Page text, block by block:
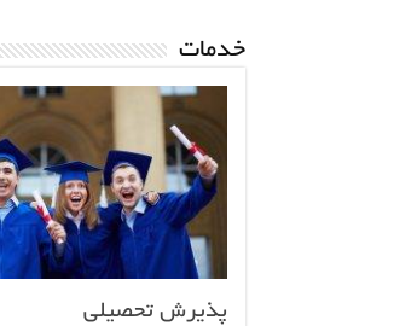
خدمات
پذیرش تحصیلی